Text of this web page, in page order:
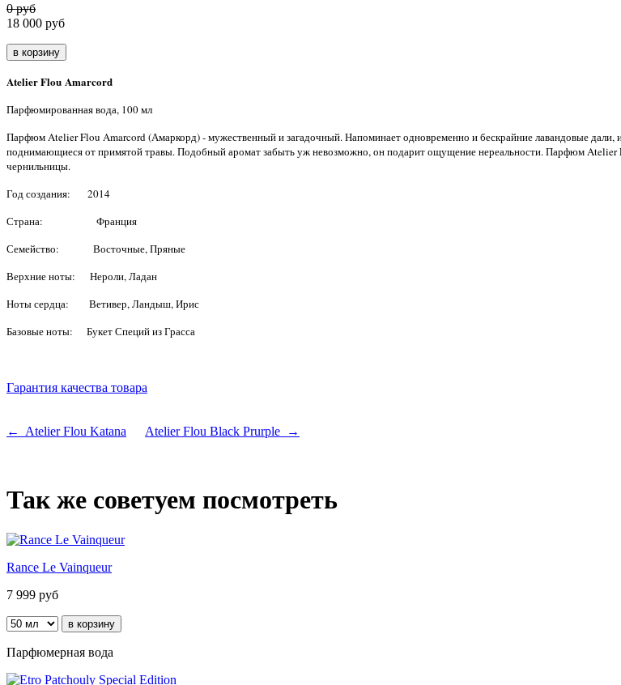
0 руб
18 000 руб
Atelier Flou Amarcord
Парфюмированная вода, 100 мл
Парфюм Atelier Flou Amarcord (Амаркорд) - мужественный и загадочный. Напоминает одновременно и бескрайние лавандовые дали,
поднимающиеся от примятой травы. Подобный аромат забыть уж невозможно, он подарит ощущение нереальности. Парфюм Atelier
чернильницы.
Год создания: 2014
Страна: Франция
Семейство: Восточные, Пряные
Верхние ноты: Нероли, Ладан
Ноты сердца: Ветивер, Ландыш, Ирис
Базовые ноты: Букет Специй из Грасса
Гарантия качества товара
← Atelier Flou Katana Atelier Flou Black Prurple →
Так же советуем посмотреть
Rance Le Vainqueur
7 999 руб
Парфюмерная вода